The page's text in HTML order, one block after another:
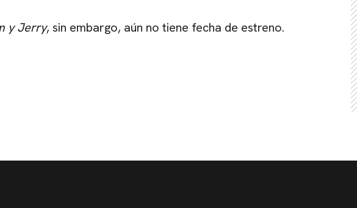
y Jerry, sin embargo, aún no tiene fecha de estreno.